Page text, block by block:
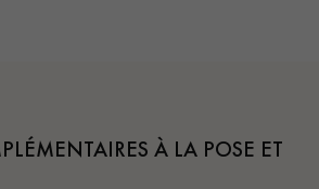
À LA POSE ET